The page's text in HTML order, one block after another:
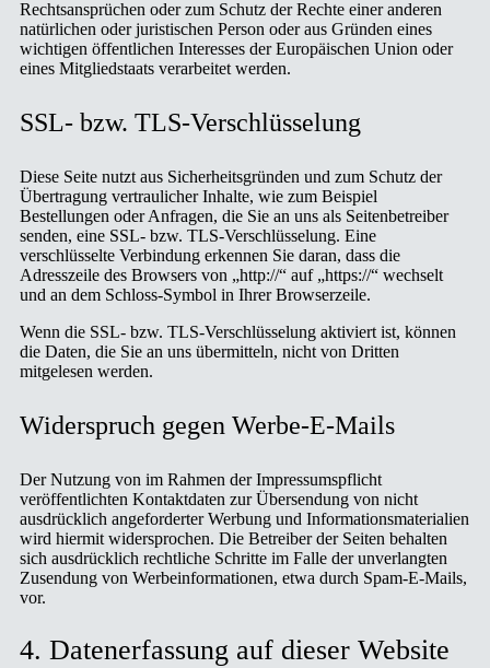
Rechtsansprüchen oder zum Schutz der Rechte einer anderen
natürlichen oder juristischen Person oder aus Gründen eines
wichtigen öffentlichen Interesses der Europäischen Union oder
eines Mitgliedstaats verarbeitet werden.
SSL- bzw. TLS-Verschlüsselung
Diese Seite nutzt aus Sicherheitsgründen und zum Schutz der
Übertragung vertraulicher Inhalte, wie zum Beispiel
Bestellungen oder Anfragen, die Sie an uns als Seitenbetreiber
senden, eine SSL- bzw. TLS-Verschlüsselung. Eine
verschlüsselte Verbindung erkennen Sie daran, dass die
Adresszeile des Browsers von „http://“ auf „https://“ wechselt
und an dem Schloss-Symbol in Ihrer Browserzeile.
Wenn die SSL- bzw. TLS-Verschlüsselung aktiviert ist, können
die Daten, die Sie an uns übermitteln, nicht von Dritten
mitgelesen werden.
Widerspruch gegen Werbe-E-Mails
Der Nutzung von im Rahmen der Impressumspflicht
veröffentlichten Kontaktdaten zur Übersendung von nicht
ausdrücklich angeforderter Werbung und Informationsmaterialien
wird hiermit widersprochen. Die Betreiber der Seiten behalten
sich ausdrücklich rechtliche Schritte im Falle der unverlangten
Zusendung von Werbeinformationen, etwa durch Spam-E-Mails,
vor.
4. Datenerfassung auf dieser Website